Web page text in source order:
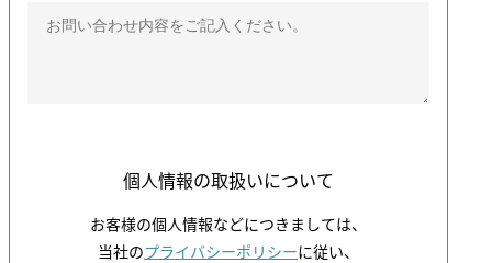
個人情報の取扱いについて
お客様の個人情報などにつきましては、
当社のプライバシーポリシーに従い、